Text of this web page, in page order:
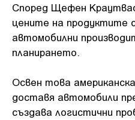
Според Щефен
цените на продуктите
автомобилни
планирането.
Освен това
доставя автомобили
създава логистични